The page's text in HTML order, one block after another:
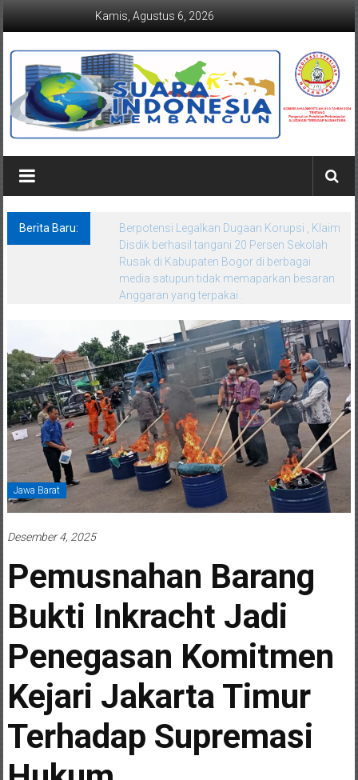
Kamis, Agustus 6, 2026
Berita Baru:
Surat Dijawab, Inti Persoalan Diabaikan?
FORKORINDO Bongkar Dugaan Kejanggalan
Nilai dan Koordinat SPMB SMAN 4 Kota
Bekasi
Jawa Barat
Pemusnahan Barang
Bukti Inkracht Jadi
Penegasan Komitmen
Kejari Jakarta Timur
Terhadap Supremasi
Hukum